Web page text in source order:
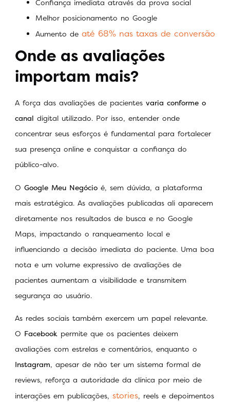
Confiança imediata através da prova social
Melhor posicionamento no Google
Aumento de até 68% nas taxas de conversão
Onde as avaliações
importam mais?
A força das avaliações de pacientes varia conforme o
canal digital utilizado. Por isso, entender onde
concentrar seus esforços é fundamental para fortalecer
sua presença online e conquistar a confiança do
público-alvo.
O Google Meu Negócio é, sem dúvida, a plataforma
mais estratégica. As avaliações publicadas ali aparecem
diretamente nos resultados de busca e no Google
Maps, impactando o ranqueamento local e
influenciando a decisão imediata do paciente. Uma boa
nota e um volume expressivo de avaliações de
pacientes aumentam a visibilidade e transmitem
segurança ao usuário.
As redes sociais também exercem um papel relevante.
O Facebook permite que os pacientes deixem
avaliações com estrelas e comentários, enquanto o
Instagram, apesar de não ter um sistema formal de
reviews, reforça a autoridade da clínica por meio de
interações em publicações, stories, reels e depoimentos